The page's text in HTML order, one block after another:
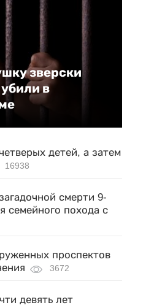
зверски
в
детей, а затем
16938
смерти 9-
семейного похода с
проспектов
3672
девять лет